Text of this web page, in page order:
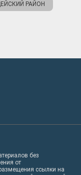
РАЙОН
без
от
ссылки на